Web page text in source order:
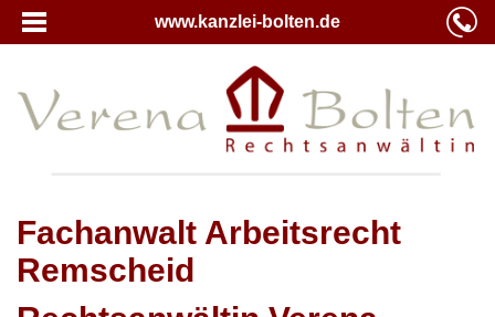
www.kanzlei-bolten.de
Fachanwalt Arbeitsrecht
Remscheid